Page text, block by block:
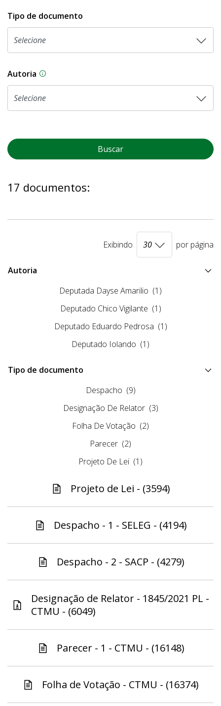
Tipo de documento
Autoria As proposições legislativas na CLDF podem
Buscar
17 documentos:
Exibindo por página
Autoria
Deputada Dayse Amarilio (1)
Deputado Chico Vigilante (1)
Deputado Eduardo Pedrosa (1)
Deputado Iolando (1)
Tipo de documento
Despacho (9)
Designação De Relator (3)
Folha De Votação (2)
Parecer (2)
Projeto De Lei (1)
Projeto de Lei - (3594)
Despacho - 1 - SELEG - (4194)
Despacho - 2 - SACP - (4279)
Designação de Relator - 1845/2021 PL -
CTMU - (6049)
Parecer - 1 - CTMU - (16148)
Folha de Votação - CTMU - (16374)